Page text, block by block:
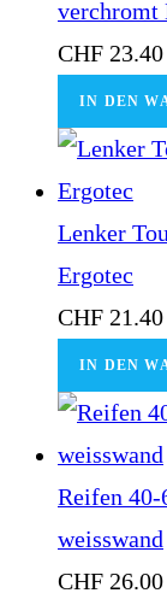
verchromt
CHF 23.40
IN DEN
Lenker
Ergotec
CHF 21.40
IN DEN
Reifen 40-
weisswand
CHF 26.00